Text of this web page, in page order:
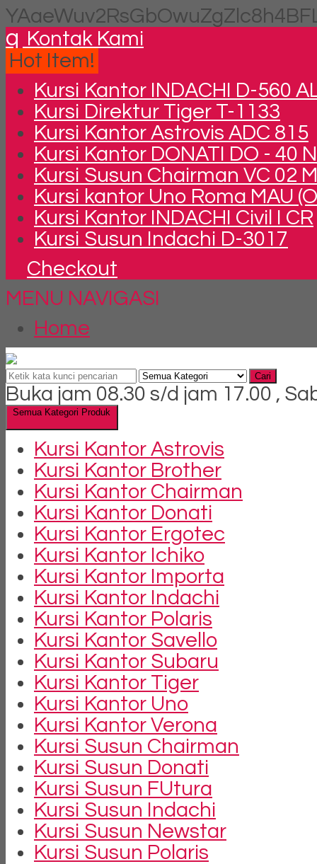
q Kontak Kami
Hot Item!
Kursi Kantor INDACHI D-560
Kursi Direktur Tiger T-1133
Kursi Kantor Astrovis ADC 815
Kursi Kantor DONATI DO - 40
Kursi Susun Chairman VC 02
Kursi kantor Uno Roma MAU
Kursi Kantor INDACHI Civil I CR
Kursi Susun Indachi D-3017
Checkout
MENU NAVIGASI
Home
Cari
Buka jam 08.30 s/d jam 17.00 ,
Semua Kategori Produk
Kursi Kantor Astrovis
Kursi Kantor Brother
Kursi Kantor Chairman
Kursi Kantor Donati
Kursi Kantor Ergotec
Kursi Kantor Ichiko
Kursi Kantor Importa
Kursi Kantor Indachi
Kursi Kantor Polaris
Kursi Kantor Savello
Kursi Kantor Subaru
Kursi Kantor Tiger
Kursi Kantor Uno
Kursi Kantor Verona
Kursi Susun Chairman
Kursi Susun Donati
Kursi Susun FUtura
Kursi Susun Indachi
Kursi Susun Newstar
Kursi Susun Polaris